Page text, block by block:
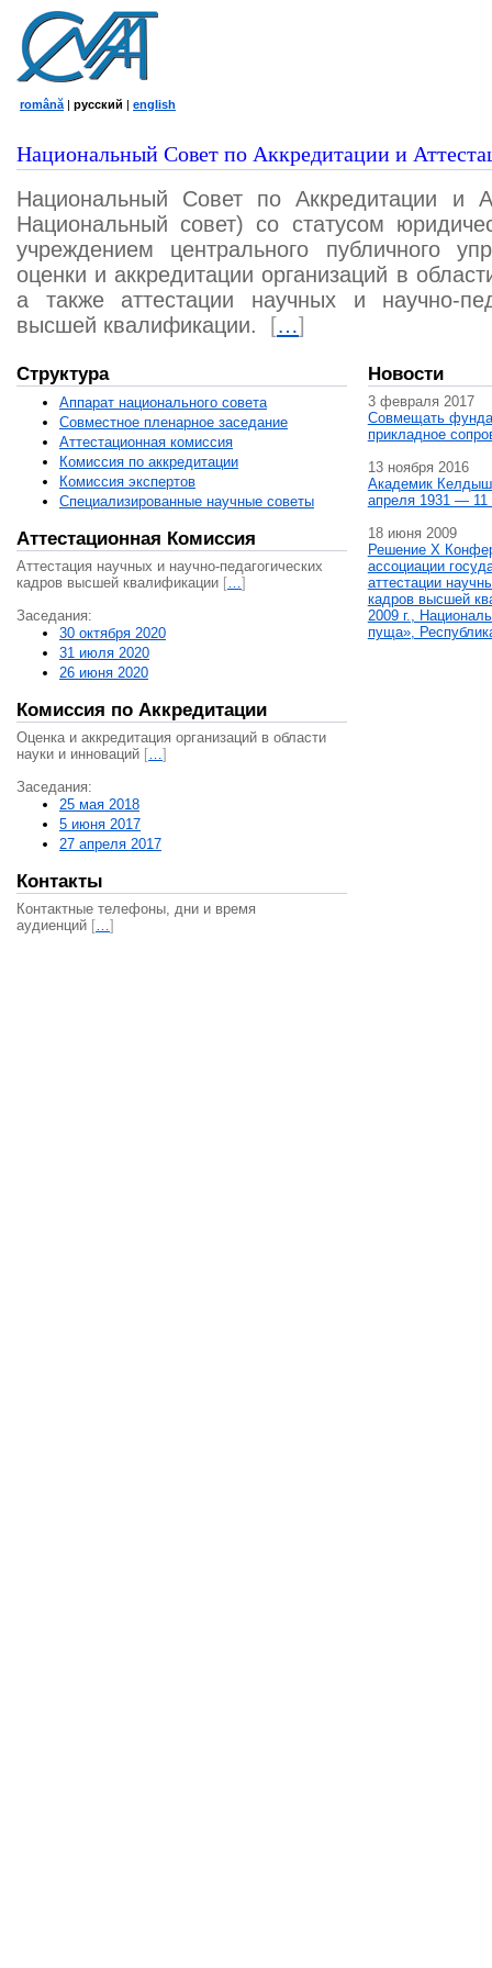
română | русский | english
Национальный Совет по Аккредитации и
Национальный Совет по Аккредитации и
Национальный совет) со статусом
учреждением центрального публичного
оценки и аккредитации организаций в
а также аттестации научных и научно-
высшей квалификации.
[…]
Структура
Аппарат национального совета
Совместное пленарное заседание
Аттестационная комисcия
Комиссия по аккредитации
Комиссия экспертов
Специализированные научные советы
Аттестационная Комиссия
Аттестация научных и научно-педагогических
кадров высшей квалификации […]
Заседания:
30 октября 2020
31 июля 2020
26 июня 2020
Комиссия по Аккредитации
Оценка и аккредитация организаций в области
науки и инноваций […]
Заседания:
25 мая 2018
5 июня 2017
27 апреля 2017
Контакты
Контактные телефоны, дни и время
аудиенций […]
Новости
3 февраля 2017
Совмещать
прикладное
13 ноября 2016
Академик
апреля 1931 — 11
18 июня 2009
Решение X
ассоциации
аттестации
кадров высшей
2009 г.,
пуща»,